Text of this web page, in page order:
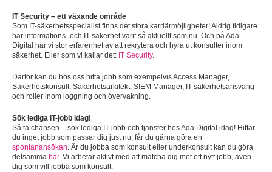
IT Security – ett växande område
Som IT-säkerhetsspecialist finns det stora karriärmöjligheter! Aldrig tidigare
har informations- och IT-säkerhet varit så aktuellt som nu. Och på Ada
Digital har vi stor erfarenhet av att rekrytera och hyra ut konsulter inom
säkerhet. Eller som vi kallar det: IT Security.
Därför kan du hos oss hitta jobb som exempelvis Access Manager,
Säkerhetskonsult, Säkerhetsarkitekt, SIEM Manager, IT-säkerhetsansvarig
och roller inom loggning och övervakning.
Sök lediga IT-jobb idag!
Så ta chansen – sök lediga IT-jobb och tjänster hos Ada Digital idag! Hittar
du inget jobb som passar dig just nu, får du gärna göra en
spontanansökan. Är du jobba som konsult eller underkonsult kan du göra
detsamma här. Vi arbetar aktivt med att matcha dig mot ett nytt jobb, även
dig som vill jobba som konsult.